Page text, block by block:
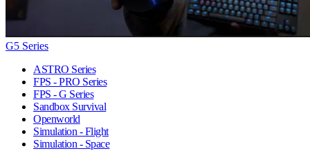
G5 Series
ASTRO Series
FPS - PRO Series
FPS - G Series
Sandbox Survival
Openworld
Simulation - Flight
Simulation - Space